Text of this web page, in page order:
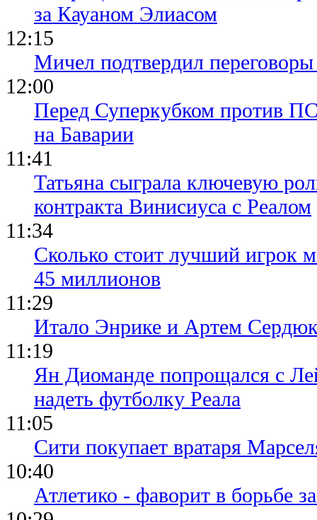
за Кауаном Элиасом
12:15
Мичел подтвердил
12:00
Перед Суперкубком против
на Баварии
11:41
Татьяна сыграла ключевую
контракта Винисиуса с Реалом
11:34
Сколько стоит лучший игрок
45 миллионов
11:29
Итало Энрике и Артем
11:19
Ян Диоманде попрощался с
надеть футболку Реала
11:05
Сити покупает вратаря
10:40
Атлетико - фаворит в борьбе